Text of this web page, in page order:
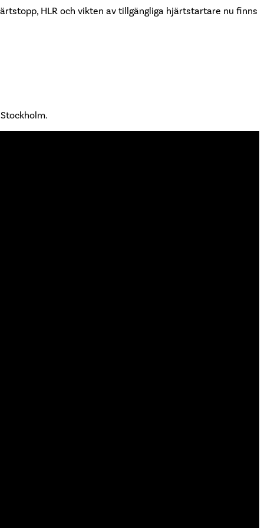
HLR och vikten av tillgängliga hjärtstartare nu finns